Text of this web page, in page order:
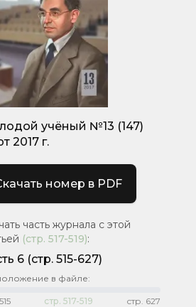
учёный №13 (147)
2017 г.
номер в PDF
часть журнала с этой
(стр. 517-519):
6 (cтр. 515-627)
в файле:
515 стр. 517-519 стр. 627